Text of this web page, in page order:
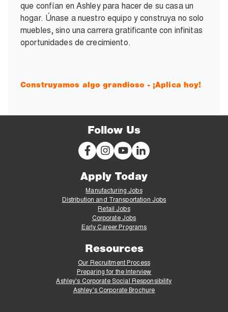
que confían en Ashley para hacer de su casa un
hogar. Únase a nuestro equipo y construya no solo
muebles, sino una carrera gratificante con infinitas
oportunidades de crecimiento.
Construyamos algo grandioso - ¡Aplica hoy!
Follow Us
Apply Today
Manufacturing Jobs
Distribution and Transportation Jobs
Retail Jobs
Corporate Jobs
Early Career Programs
Resources
Our Recruitment Process
Preparing for the Interview
Ashley's Corporate Social Responsibility
Ashley's Corporate Brochure